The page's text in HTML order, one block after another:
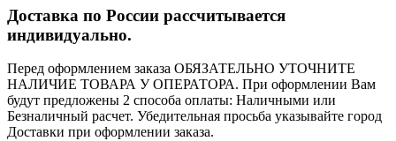
Доставка по России рассчитывается
индивидуально.
Перед оформлением заказа ОБЯЗАТЕЛЬНО УТОЧНИТЕ
НАЛИЧИЕ ТОВАРА У ОПЕРАТОРА. При оформлении Вам
будут предложены 2 способа оплаты: Наличными или
Безналичный расчет. Убедительная просьба указывайте город
Доставки при оформлении заказа.